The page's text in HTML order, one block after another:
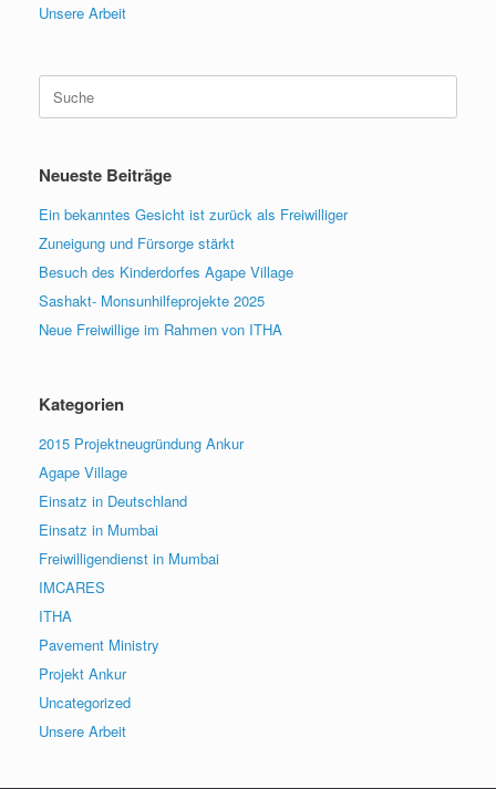
Unsere Arbeit
Suche
nach:
Neueste Beiträge
Ein bekanntes Gesicht ist zurück als Freiwilliger
Zuneigung und Fürsorge stärkt
Besuch des Kinderdorfes Agape Village
Sashakt- Monsunhilfeprojekte 2025
Neue Freiwillige im Rahmen von ITHA
Kategorien
2015 Projektneugründung Ankur
Agape Village
Einsatz in Deutschland
Einsatz in Mumbai
Freiwilligendienst in Mumbai
IMCARES
ITHA
Pavement Ministry
Projekt Ankur
Uncategorized
Unsere Arbeit